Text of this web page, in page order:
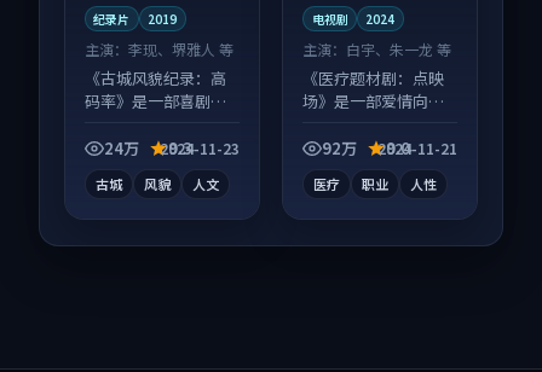
纪录片 2019
主演： 李现、堺雅人 等
《古城风貌纪录：高
码率》是一部喜剧向
续发酵，适合周末一
24万 9.3
2024-11-23
古城 风貌 人文
电视剧 2024
主演： 白宇、朱一龙 等
《医疗题材剧：点映
场》是一部爱情向电
并行，细节值得二刷
92万 9.0
2024-11-21
医疗 职业 人性